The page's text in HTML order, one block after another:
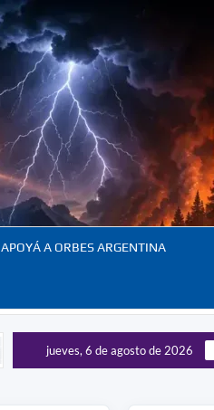
APOYÁ A ORBES ARGENTINA
jueves, 6 de agosto de 2026